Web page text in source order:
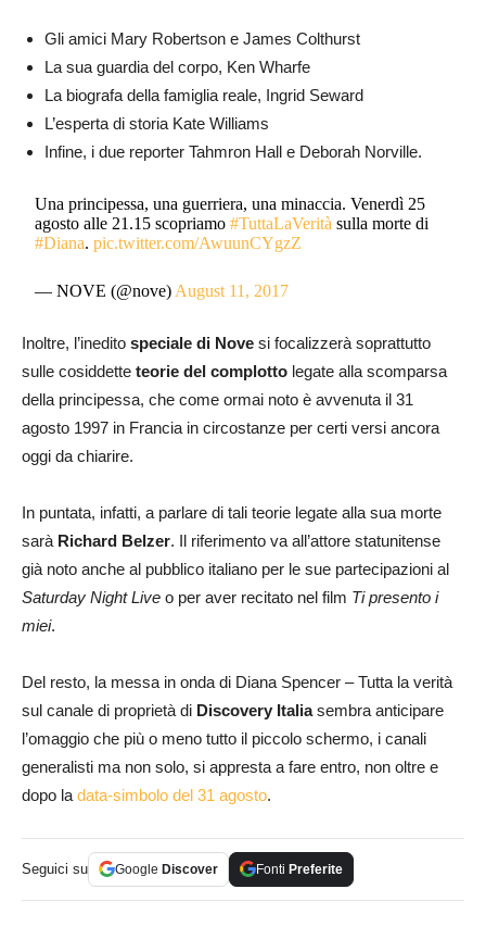
Gli amici Mary Robertson e James Colthurst
La sua guardia del corpo, Ken Wharfe
La biografa della famiglia reale, Ingrid Seward
L’esperta di storia Kate Williams
Infine, i due reporter Tahmron Hall e Deborah Norville.
Una principessa, una guerriera, una minaccia. Venerdì 25
agosto alle 21.15 scopriamo#TuttaLaVerità sulla morte di
#Diana.pic.twitter.com/AwuunCYgzZ
— NOVE (@nove) August 11, 2017
Inoltre, l’inedito speciale di Nove si focalizzerà soprattutto
sulle cosiddette teorie del complotto legate alla scomparsa
della principessa, che come ormai noto è avvenuta il 31
agosto 1997 in Francia in circostanze per certi versi ancora
oggi da chiarire.
In puntata, infatti, a parlare di tali teorie legate alla sua morte
sarà Richard Belzer. Il riferimento va all’attore statunitense
già noto anche al pubblico italiano per le sue partecipazioni al
Saturday Night Live o per aver recitato nel film Ti presento i
miei.
Del resto, la messa in onda di Diana Spencer – Tutta la verità
sul canale di proprietà di Discovery Italiasembra anticipare
l’omaggio che più o meno tutto il piccolo schermo, i canali
generalisti ma non solo, si appresta a fare entro, non oltre e
dopo la data-simbolo del 31 agosto.
Seguici su Google Discover Fonti Preferite